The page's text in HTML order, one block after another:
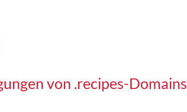
von .recipes-Domains